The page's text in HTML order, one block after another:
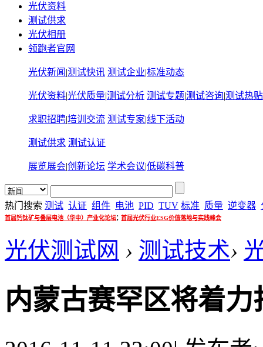
光伏资料
测试供求
光伏相册
领跑者官网
光伏新闻 |测试快讯 测试企业|标准动态
光伏资料|光伏质量|测试分析 测试专题|测试咨询|测试热贴
求职招聘|培训交流 测试专家|线下活动
测试供求 测试认证
展览展会|创新论坛 学术会议|低碳科普
热门搜索 测试 认证 组件 电池 PID TUV 标准 质量 逆变器
首届钙钛矿与叠层电池（华中）产业化论坛; 首届光伏行业ESG价值落地与实践峰会
光伏测试网 › 测试技术›
内蒙古赛罕区将着